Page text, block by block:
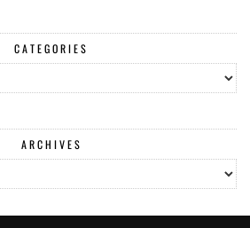
CATEGORIES
ARCHIVES